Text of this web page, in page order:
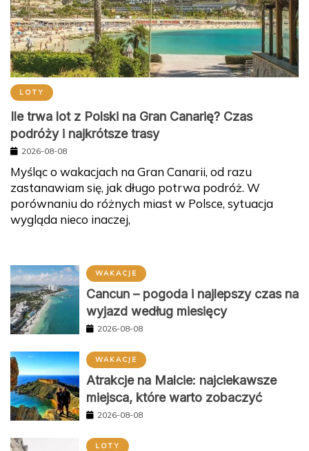
LOTY
Ile trwa lot z Polski na Gran Canarię? Czas
podróży i najkrótsze trasy
2026-08-08
Myśląc o wakacjach na Gran Canarii, od razu
zastanawiam się, jak długo potrwa podróż. W
porównaniu do różnych miast w Polsce, sytuacja
wygląda nieco inaczej,
WAKACJE
Cancun – pogoda i najlepszy czas na
wyjazd według miesięcy
2026-08-08
WAKACJE
Atrakcje na Malcie: najciekawsze
miejsca, które warto zobaczyć
2026-08-08
LOTY